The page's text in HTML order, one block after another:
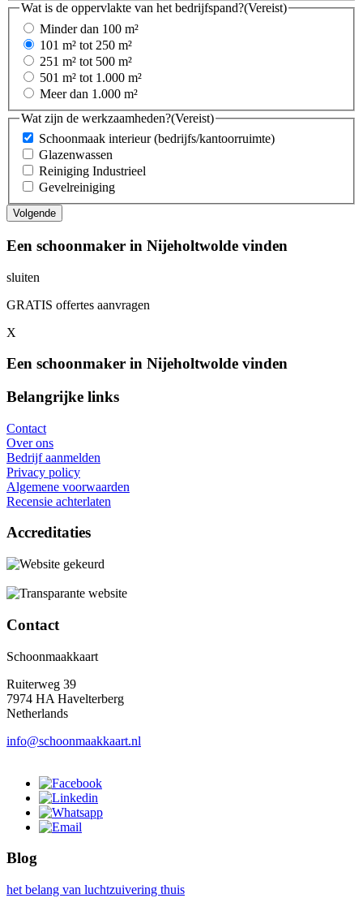
Wat is de oppervlakte van het bedrijfspand?(Vereist)
Minder dan 100 m²
101 m² tot 250 m²
251 m² tot 500 m²
501 m² tot 1.000 m²
Meer dan 1.000 m²
Wat zijn de werkzaamheden?(Vereist)
Schoonmaak interieur (bedrijfs/kantoorruimte)
Glazenwassen
Reiniging Industrieel
Gevelreiniging
Een schoonmaker in Nijeholtwolde vinden
sluiten
GRATIS offertes aanvragen
X
Een schoonmaker in Nijeholtwolde vinden
Belangrijke links
Contact
Over ons
Bedrijf aanmelden
Privacy policy
Algemene voorwaarden
Recensie achterlaten
Accreditaties
Contact
Schoonmaakkaart
Ruiterweg 39
7974 HA Havelterberg
Netherlands
info@schoonmaakkaart.nl
Blog
het belang van luchtzuivering thuis